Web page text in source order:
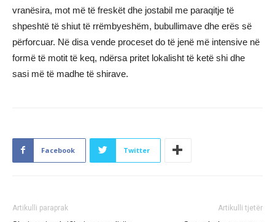
vranësira, mot më të freskët dhe jostabil me paraqitje të
shpeshtë të shiut të rrëmbyeshëm, bubullimave dhe erës së
përforcuar. Në disa vende proceset do të jenë më intensive në
formë të motit të keq, ndërsa pritet lokalisht të ketë shi dhe
sasi më të madhe të shirave.
Facebook Twitter
Artikulli paraprak Artikulli tjetër